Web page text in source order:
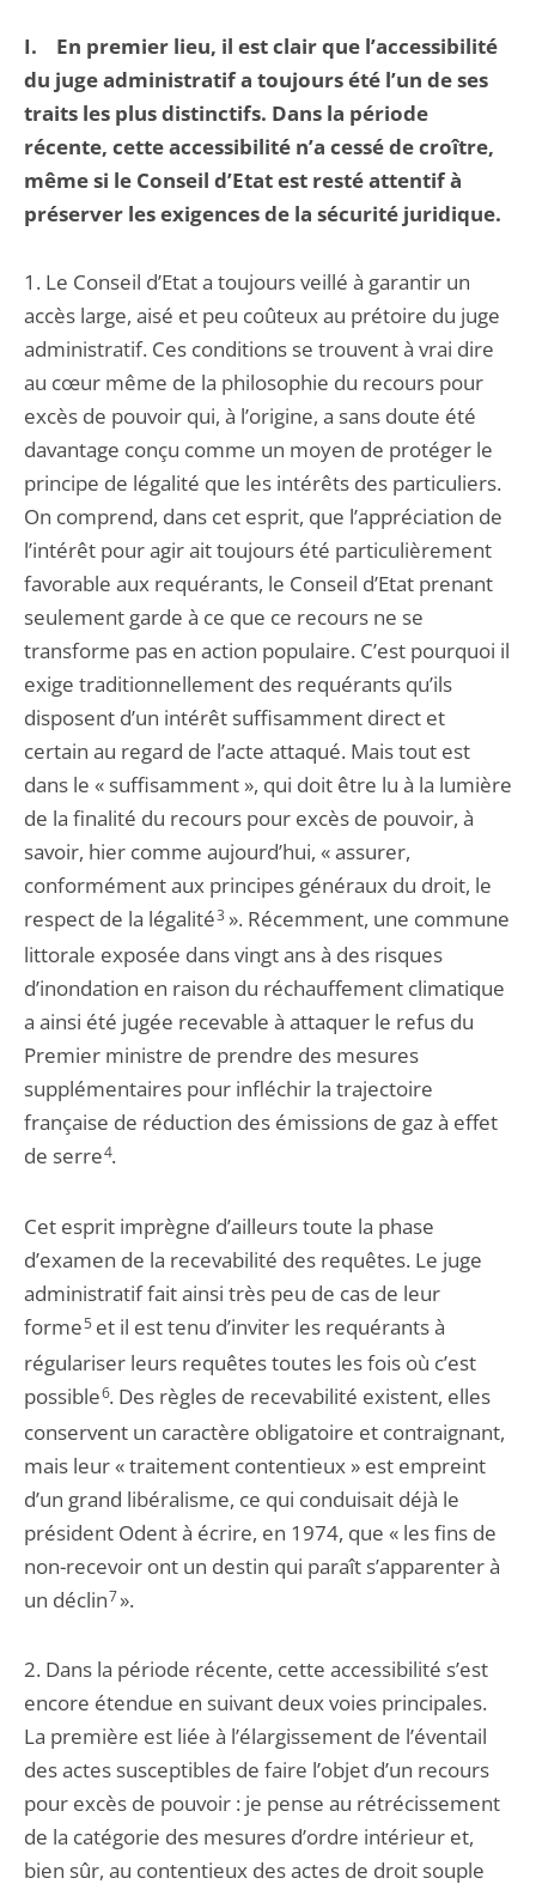
I. En premier lieu, il est clair que l’accessibilité
du juge administratif a toujours été l’un de ses
traits les plus distinctifs. Dans la période
récente, cette accessibilité n’a cessé de croître,
même si le Conseil d’Etat est resté attentif à
préserver les exigences de la sécurité juridique.
1. Le Conseil d’Etat a toujours veillé à garantir un
accès large, aisé et peu coûteux au prétoire du juge
administratif. Ces conditions se trouvent à vrai dire
au cœur même de la philosophie du recours pour
excès de pouvoir qui, à l’origine, a sans doute été
davantage conçu comme un moyen de protéger le
principe de légalité que les intérêts des particuliers.
On comprend, dans cet esprit, que l’appréciation de
l’intérêt pour agir ait toujours été particulièrement
favorable aux requérants, le Conseil d’Etat prenant
seulement garde à ce que ce recours ne se
transforme pas en action populaire. C’est pourquoi il
exige traditionnellement des requérants qu’ils
disposent d’un intérêt suffisamment direct et
certain au regard de l’acte attaqué. Mais tout est
dans le « suffisamment », qui doit être lu à la lumière
de la finalité du recours pour excès de pouvoir, à
savoir, hier comme aujourd’hui, « assurer,
conformément aux principes généraux du droit, le
respect de la légalité3 ». Récemment, une commune
littorale exposée dans vingt ans à des risques
d’inondation en raison du réchauffement climatique
a ainsi été jugée recevable à attaquer le refus du
Premier ministre de prendre des mesures
supplémentaires pour infléchir la trajectoire
française de réduction des émissions de gaz à effet
de serre4.
Cet esprit imprègne d’ailleurs toute la phase
d’examen de la recevabilité des requêtes. Le juge
administratif fait ainsi très peu de cas de leur
forme5et il est tenu d’inviter les requérants à
régulariser leurs requêtes toutes les fois où c’est
possible6. Des règles de recevabilité existent, elles
conservent un caractère obligatoire et contraignant,
mais leur « traitement contentieux » est empreint
d’un grand libéralisme, ce qui conduisait déjà le
président Odent à écrire, en 1974, que « les fins de
non-recevoir ont un destin qui paraît s’apparenter à
un déclin7».
2. Dans la période récente, cette accessibilité s’est
encore étendue en suivant deux voies principales.
La première est liée à l’élargissement de l’éventail
des actes susceptibles de faire l’objet d’un recours
pour excès de pouvoir : je pense au rétrécissement
de la catégorie des mesures d’ordre intérieur et,
bien sûr, au contentieux des actes de droit souple